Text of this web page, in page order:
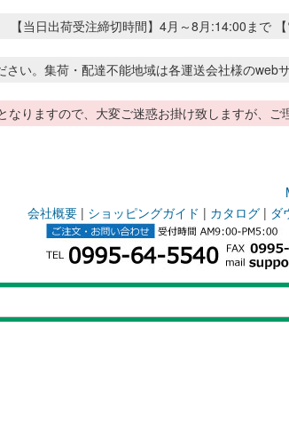
【当日出荷受注締切時間】4月～8月:14:00まで
い。集荷・配達不能地域は各運送会社様のweb
りますので、大変ご迷惑お掛け致しますが、ご
会社概要 | ショッピングガイド | カタログ | ダ